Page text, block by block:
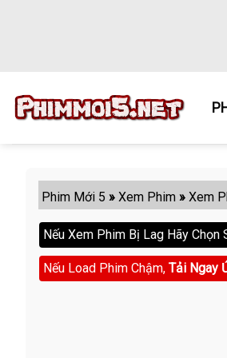
Phim Mới 5 » Xem Phim » Xem
Nếu Xem Phim Bị Lag Hãy Chọn
Nếu Load Phim Chậm, Tải Ngay